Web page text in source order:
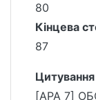
80
Кінцева
87
Цитування
[APA 7]